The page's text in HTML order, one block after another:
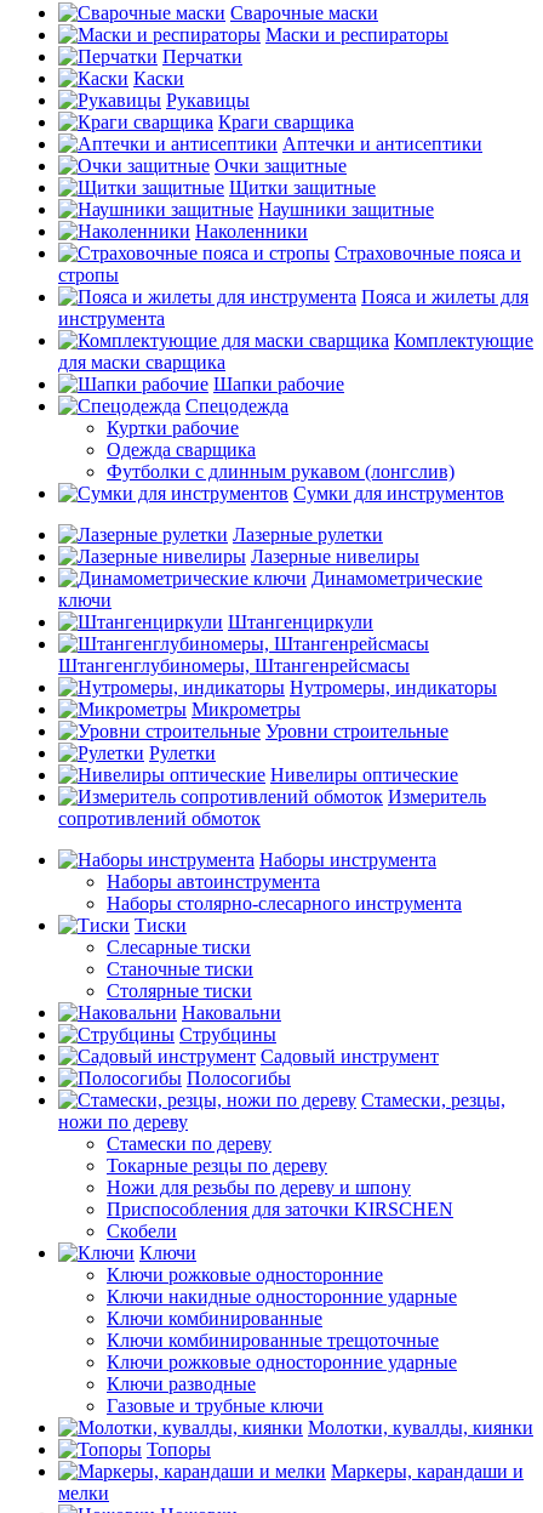
Сварочные маски
Маски и респираторы
Перчатки
Каски
Рукавицы
Краги сварщика
Аптечки и антисептики
Очки защитные
Щитки защитные
Наушники защитные
Наколенники
Страховочные пояса и
стропы
Пояса и жилеты для
инструмента
Комплектующие
для маски сварщика
Шапки рабочие
Спецодежда
Куртки рабочие
Одежда сварщика
Футболки с длинным рукавом (лонгслив)
Сумки для инструментов
Лазерные рулетки
Лазерные нивелиры
Динамометрические
ключи
Штангенциркули
Штангенглубиномеры, Штангенрейсмасы
Нутромеры, индикаторы
Микрометры
Уровни строительные
Рулетки
Нивелиры оптические
Измеритель
сопротивлений обмоток
Наборы инструмента
Наборы автоинструмента
Наборы столярно-слесарного инструмента
Тиски
Слесарные тиски
Станочные тиски
Столярные тиски
Наковальни
Струбцины
Садовый инструмент
Полосогибы
Стамески, резцы,
ножи по дереву
Стамески по дереву
Токарные резцы по дереву
Ножи для резьбы по дереву и шпону
Приспособления для заточки KIRSCHEN
Скобели
Ключи
Ключи рожковые односторонние
Ключи накидные односторонние ударные
Ключи комбинированные
Ключи комбинированные трещоточные
Ключи рожковые односторонние ударные
Ключи разводные
Газовые и трубные ключи
Молотки, кувалды, киянки
Топоры
Маркеры, карандаши и
мелки